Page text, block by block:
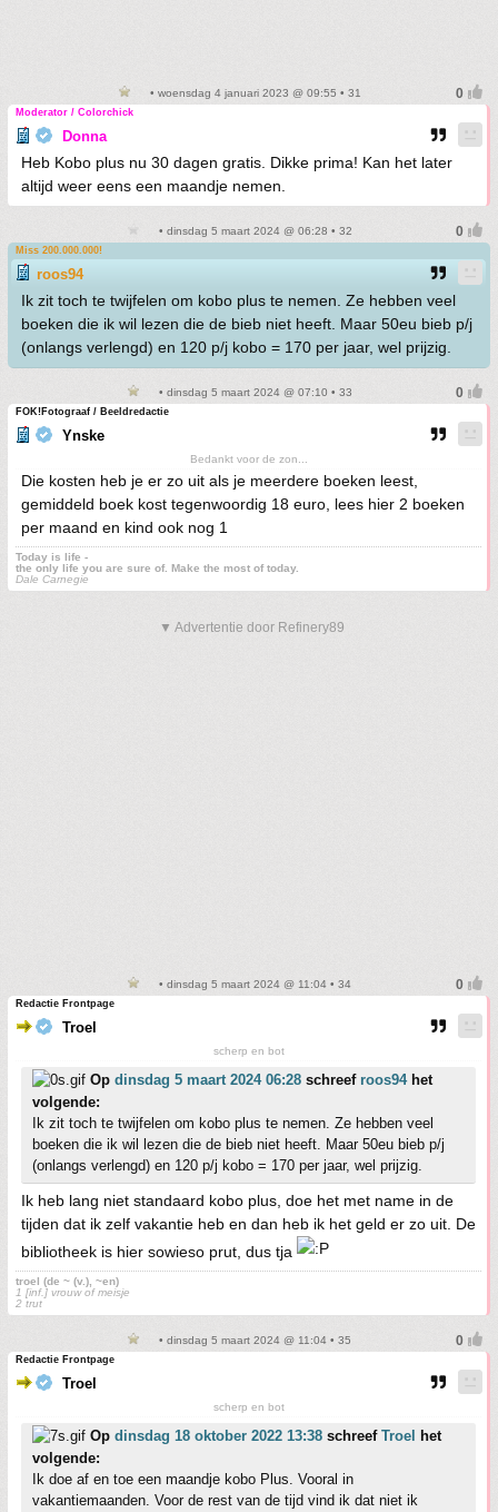
• woensdag 4 januari 2023 @ 09:55 • 31
Moderator / Colorchick
Donna
Heb Kobo plus nu 30 dagen gratis. Dikke prima! Kan het later
altijd weer eens een maandje nemen.
• dinsdag 5 maart 2024 @ 06:28 • 32
Miss 200.000.000!
roos94
Ik zit toch te twijfelen om kobo plus te nemen. Ze hebben veel
boeken die ik wil lezen die de bieb niet heeft. Maar 50eu bieb p/j
(onlangs verlengd) en 120 p/j kobo = 170 per jaar, wel prijzig.
• dinsdag 5 maart 2024 @ 07:10 • 33
FOK!Fotograaf / Beeldredactie
Ynske
Bedankt voor de zon...
Die kosten heb je er zo uit als je meerdere boeken leest,
gemiddeld boek kost tegenwoordig 18 euro, lees hier 2 boeken
per maand en kind ook nog 1
Today is life -
the only life you are sure of. Make the most of today.
Dale Carnegie
▼ Advertentie door Refinery89
• dinsdag 5 maart 2024 @ 11:04 • 34
Redactie Frontpage
Troel
scherp en bot
Op dinsdag 5 maart 2024 06:28 schreef roos94het
volgende:
Ik zit toch te twijfelen om kobo plus te nemen. Ze hebben veel
boeken die ik wil lezen die de bieb niet heeft. Maar 50eu bieb p/j
(onlangs verlengd) en 120 p/j kobo = 170 per jaar, wel prijzig.
Ik heb lang niet standaard kobo plus, doe het met name in de
tijden dat ik zelf vakantie heb en dan heb ik het geld er zo uit. De
bibliotheek is hier sowieso prut, dus tja
troel (de ~ (v.), ~en)
1 [inf.] vrouw of meisje
2 trut
• dinsdag 5 maart 2024 @ 11:04 • 35
Redactie Frontpage
Troel
scherp en bot
Op dinsdag 18 oktober 2022 13:38 schreef Troel
het
volgende:
Ik doe af en toe een maandje kobo Plus. Vooral in
vakantiemaanden. Voor de rest van de tijd vind ik dat niet ik